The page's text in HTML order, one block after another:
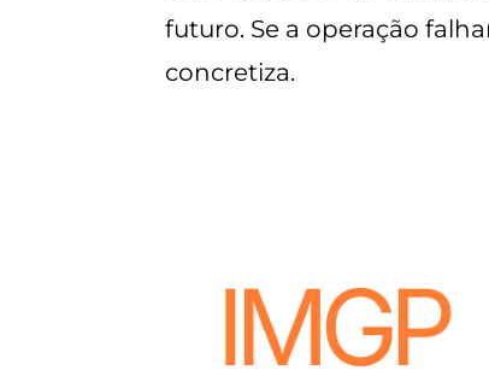
futuro. Se a operação
concretiza.